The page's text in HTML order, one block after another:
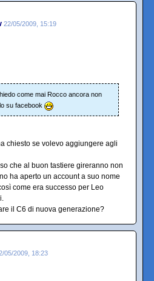
22/05/2009, 15:19
come mai Rocco ancora non
su facebook
chiesto se volevo aggiungere agli
che al buon tastiere gireranno non
ha aperto un account a suo nome
come era successo per Leo
il C6 di nuova generazione?
05/2009, 18:23